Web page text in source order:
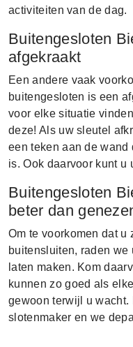
activiteiten van de dag.
Buitengesloten
afgekraakt
Een andere vaak
buitengesloten is een
voor elke situatie
deze! Als uw sleutel
een teken aan de
is. Ook daarvoor kunt u
Buitengesloten
beter dan
Om te voorkomen dat
buitensluiten, raden we
laten maken. Kom
kunnen zo goed als
gewoon terwijl u
slotenmaker en we